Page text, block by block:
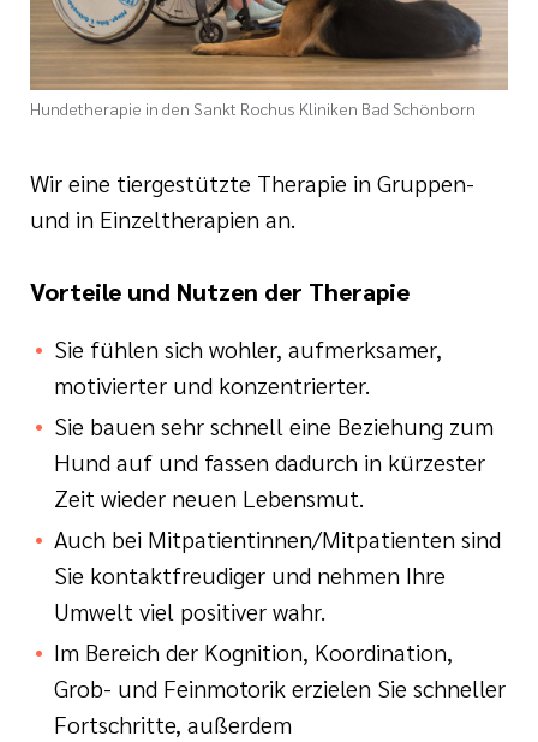
Therapie
Syndrom
für unsere
Fakten
Hundetherapie in den Sankt Rochus Kliniken Bad Schönborn
Wir eine tiergestützte Therapie in Gruppen-
und in Einzeltherapien an.
Vorteile und Nutzen der Therapie
Sie fühlen sich wohler, aufmerksamer,
motivierter und konzentrierter.
Sie bauen sehr schnell eine Beziehung zum
Hund auf und fassen dadurch in kürzester
Zeit wieder neuen Lebensmut.
Auch bei Mitpatientinnen/Mitpatienten sind
Sie kontaktfreudiger und nehmen Ihre
Umwelt viel positiver wahr.
Im Bereich der Kognition, Koordination,
Grob- und Feinmotorik erzielen Sie schneller
Fortschritte, außerdem